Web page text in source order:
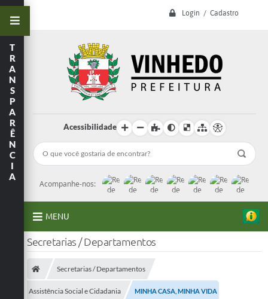
Login / Cadastro
Acessibilidade
Acompanhe-nos:
MENU
A Prefeitura
Secretarias
Telefones
T
R
A
N
S
P
A
R
Ê
N
C
I
A
Secretarias / Departamentos
Secretarias / Departamentos
Assistência Social e Cidadania MINHA CASA, MINHA VIDA